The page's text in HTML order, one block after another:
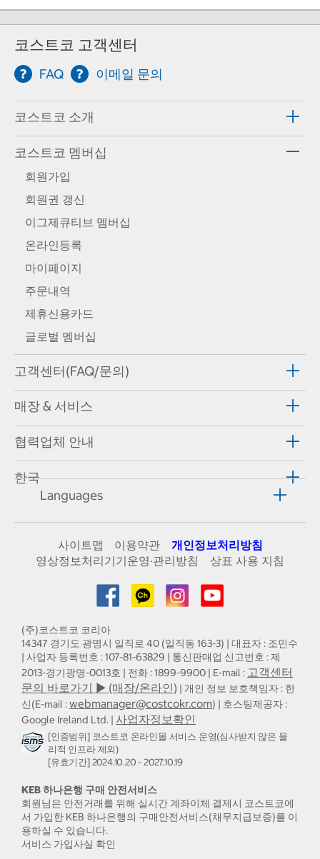
코스트코 고객센터
FAQ 이메일 문의
코스트코 소개
코스트코 멤버십
회원가입
회원권 갱신
이그제큐티브 멤버십
온라인등록
마이페이지
주문내역
제휴신용카드
글로벌 멤버십
고객센터(FAQ/문의)
매장 & 서비스
협력업체 안내
한국
Languages
사이트맵 이용약관
개인정보처리방침
영상정보처리기기운영·관리방침
상표 사용 지침
(주)코스트코 코리아
14347 경기도 광명시 일직로 40 (일직동 163-3) | 대표자 : 조민수
| 사업자 등록번호 : 107-81-63829 | 통신판매업 신고번호 : 제
2013-경기광명-0013호 | 전화 : 1899-9900 | E-mail : 고객센터
문의 바로가기 ▶ (매장/온라인) | 개인 정보 보호책임자 : 한
신(E-mail :webmanager@costcokr.com) | 호스팅제공자 :
Google Ireland Ltd. | 사업자정보확인
[인증범위] 코스트코 온라인몰 서비스 운영(심사받지 않은 물
리적 인프라 제외)
[유효기간] 2024.10.20 - 2027.10.19
KEB 하나은행 구매 안전서비스
회원님은 안전거래를 위해 실시간 계좌이체 결제시 코스트코에
서 가입한 KEB 하나은행의 구매안전서비스(채무지급보증)를 이
용하실 수 있습니다.
서비스 가입사실 확인